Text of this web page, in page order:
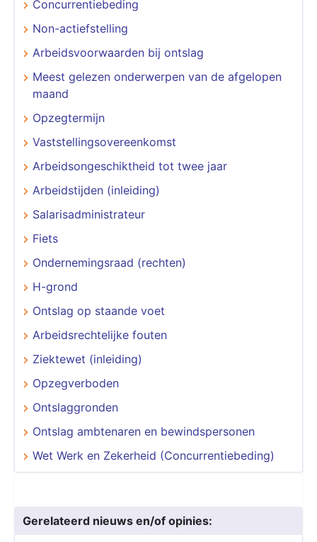
Concurrentiebeding
Non-actiefstelling
Arbeidsvoorwaarden bij ontslag
Meest gelezen onderwerpen van de afgelopen
maand
Opzegtermijn
Vaststellingsovereenkomst
Arbeidsongeschiktheid tot twee jaar
Arbeidstijden (inleiding)
Salarisadministrateur
Fiets
Ondernemingsraad (rechten)
H-grond
Ontslag op staande voet
Arbeidsrechtelijke fouten
Ziektewet (inleiding)
Opzegverboden
Ontslaggronden
Ontslag ambtenaren en bewindspersonen
Wet Werk en Zekerheid (Concurrentiebeding)
Gerelateerd nieuws en/of opinies: